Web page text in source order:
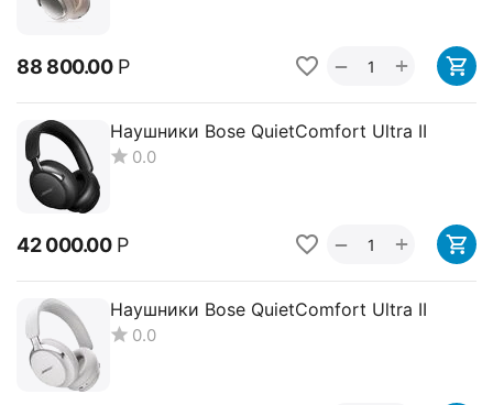
88 800.00 Р +
−
Наушники Bose QuietComfort Ultra II
0.0
42 000.00 Р +
−
Наушники Bose QuietComfort Ultra II
0.0